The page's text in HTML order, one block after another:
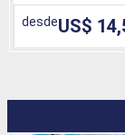
desdeUS$